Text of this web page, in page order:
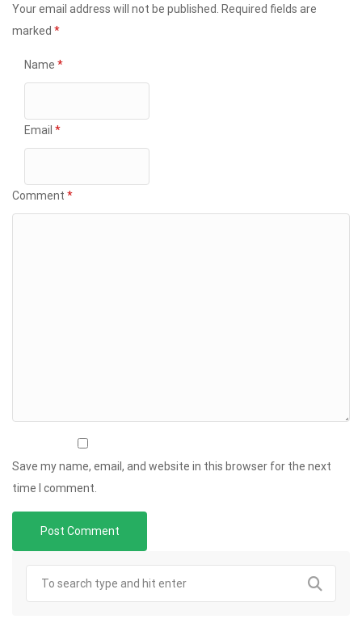
Your email address will not be published.
Required fields are
marked *
Name *
Email *
Comment *
Save my name, email, and website in this browser for the next
time I comment.